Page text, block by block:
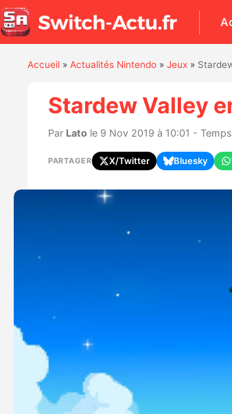
Accueil» Actualités Nintendo» Jeux»
Stardew Valley
Par Latole 9 Nov 2019 à 10:01 -
PARTAGER X/Twitter Bluesky